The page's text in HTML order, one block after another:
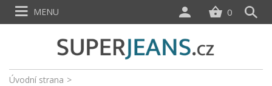
Úvodní strana >
0
MENU